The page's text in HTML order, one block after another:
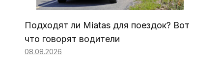
Подходят ли Miatas для поездок? Вот
что говорят водители
08.08.2026